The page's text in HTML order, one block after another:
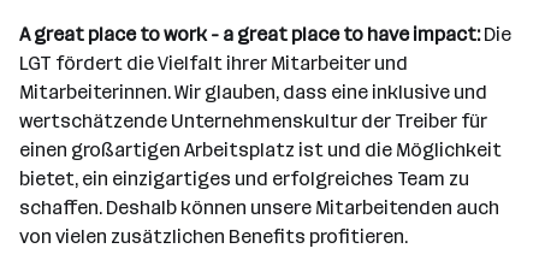
A great place to work - a great place to have impact:Die
LGT fördert die Vielfalt ihrer Mitarbeiter und
Mitarbeiterinnen. Wir glauben, dass eine inklusive und
wertschätzende Unternehmenskultur der Treiber für
einen großartigen Arbeitsplatz ist und die Möglichkeit
bietet, ein einzigartiges und erfolgreiches Team zu
schaffen. Deshalb können unsere Mitarbeitenden auch
von vielen zusätzlichen Benefits profitieren.